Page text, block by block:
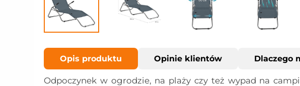
Opis produktu Opinie klientów Dlaczego
Odpoczynek w ogrodzie, na plaży czy też wypad na